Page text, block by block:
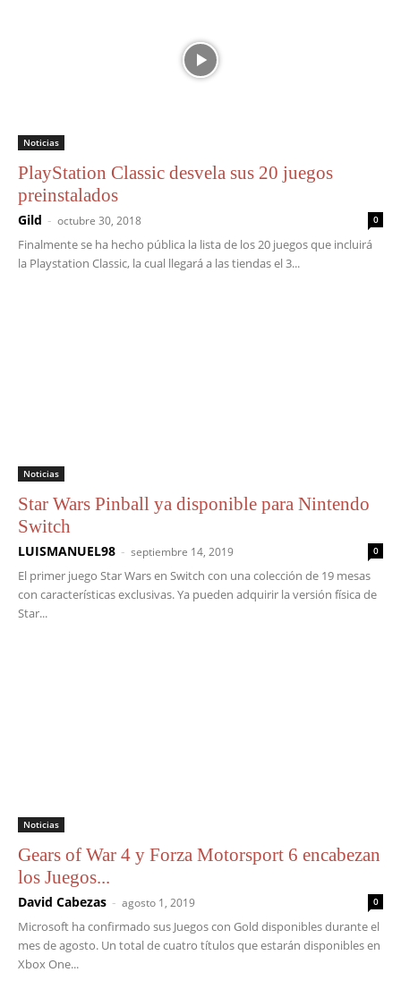
Noticias
PlayStation Classic desvela sus 20 juegos
preinstalados
Gild - octubre 30, 2018 0
Finalmente se ha hecho pública la lista de los 20 juegos que incluirá
la Playstation Classic, la cual llegará a las tiendas el 3...
Noticias
Star Wars Pinball ya disponible para Nintendo
Switch
LUISMANUEL98 - septiembre 14, 2019 0
El primer juego Star Wars en Switch con una colección de 19 mesas
con características exclusivas. Ya pueden adquirir la versión física de
Star...
Noticias
Gears of War 4 y Forza Motorsport 6 encabezan
los Juegos...
David Cabezas - agosto 1, 2019 0
Microsoft ha confirmado sus Juegos con Gold disponibles durante el
mes de agosto. Un total de cuatro títulos que estarán disponibles en
Xbox One...